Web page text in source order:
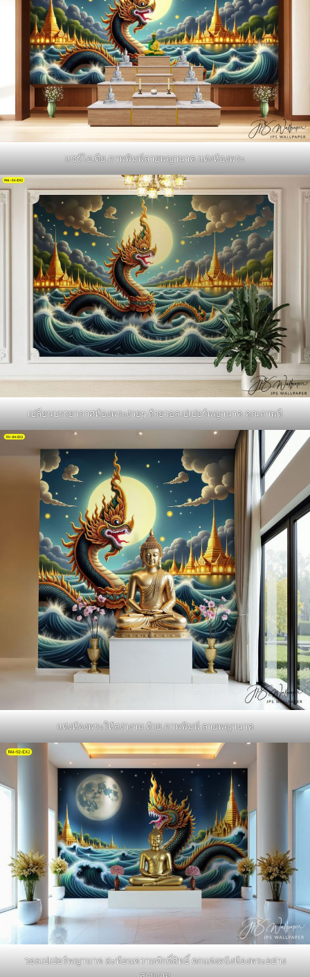
แชร์ไอเดีย ภาพพิมพ์ลายพญานาค แต่งห้องพระ
เปลี่ยนบรรยากาศห้องพระง่ายๆ ด้วยวอลเปเปอร์พญานาค คุณภาพดี
แต่งห้องพระให้สง่างาม ด้วย ภาพพิมพ์ ลายพญานาค
วอลเปเปอร์พญานาค สะท้อนความศักดิ์สิทธิ์ ตกแต่งผนังห้องพระอย่าง